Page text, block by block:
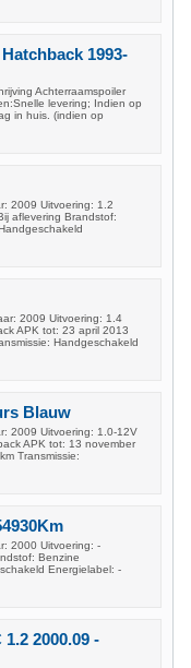
1993-
Achterraamspoiler
levering; Indien op
in huis. (indien op
2009 Uitvoering: 1.2
aflevering Brandstof:
2009 Uitvoering: 1.4
APK tot: 23 april 2013
Handgeschakeld
Blauw
2009 Uitvoering: 1.0-12V
APK tot: 13 november
Transmissie:
2000 Uitvoering: -
Benzine
Energielabel: -
2000.09 -